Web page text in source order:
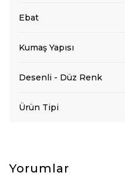
Ebat
Kumaş Yapısı
Desenli - Düz Renk
Ürün Tipi
Yorumlar